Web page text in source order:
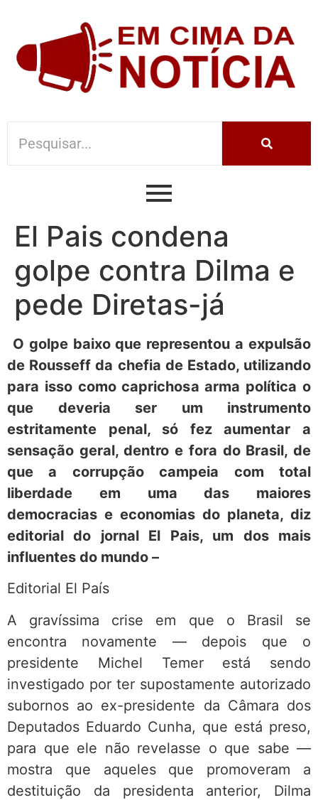
El Pais condena
golpe contra Dilma e
pede Diretas-já
O golpe baixo que representou a expulsão
de Rousseff da chefia de Estado, utilizando
para isso como caprichosa arma política o
que deveria ser um instrumento
estritamente penal, só fez aumentar a
sensação geral, dentro e fora do Brasil, de
que a corrupção campeia com total
liberdade em uma das maiores
democracias e economias do planeta, diz
editorial do jornal El Pais, um dos mais
influentes do mundo –
Editorial El País
A gravíssima crise em que o Brasil se
encontra novamente — depois que o
presidente Michel Temer está sendo
investigado por ter supostamente autorizado
subornos ao ex-presidente da Câmara dos
Deputados Eduardo Cunha, que está preso,
para que ele não revelasse o que sabe —
mostra que aqueles que promoveram a
destituição da presidenta anterior, Dilma